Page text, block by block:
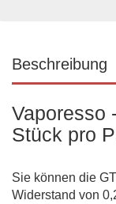
Beschreibung
Vaporesso
Stück pro
Sie können die
Widerstand von